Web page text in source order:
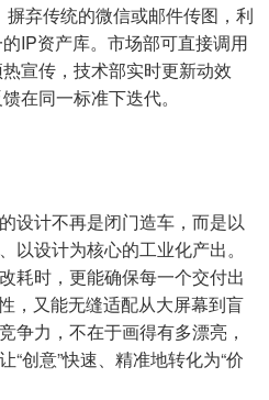
摒弃传统的微信或邮件传图，利
IP资产库。市场部可直接调用
宣传，技术部实时更新动效
在同一标准下迭代。
设计不再是闭门造车，而是以
以设计为核心的工业化产出。
耗时，更能确保每一个交付出
，又能无缝适配从大屏幕到盲
争力，不在于画得有多漂亮，
“创意”快速、精准地转化为“价